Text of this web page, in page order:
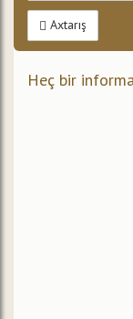
Axtarış
Heç bir